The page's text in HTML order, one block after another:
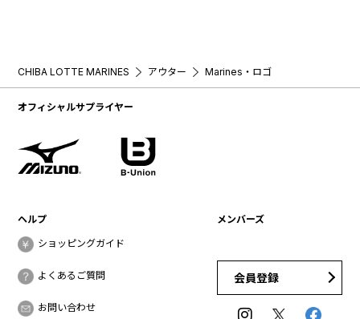
CHIBA LOTTE MARINES アウター Marines・ロゴ
オフィシャルサプライヤー
ヘルプ
ショッピングガイド
よくあるご質問
お問い合わせ
メンバーズ
会員登録